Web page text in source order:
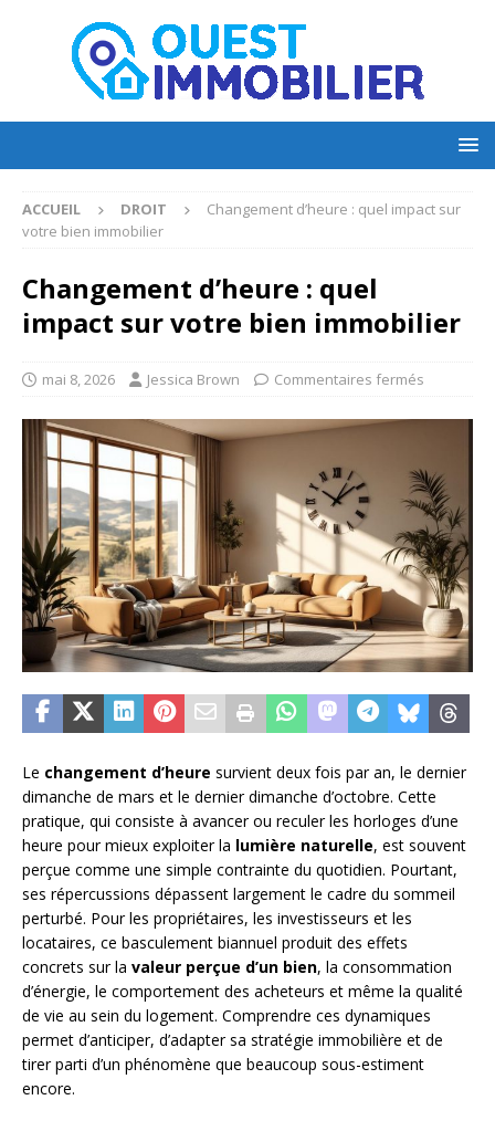
ACCUEIL DROIT
Changement d’heure : quel impact sur
votre bien immobilier
Changement d’heure : quel
impact sur votre bien immobilier
mai 8, 2026 Jessica Brown Commentaires fermés
Le changement d’heure survient deux fois par an, le dernier
dimanche de mars et le dernier dimanche d’octobre. Cette
pratique, qui consiste à avancer ou reculer les horloges d’une
heure pour mieux exploiter la lumière naturelle, est souvent
perçue comme une simple contrainte du quotidien. Pourtant,
ses répercussions dépassent largement le cadre du sommeil
perturbé. Pour les propriétaires, les investisseurs et les
locataires, ce basculement biannuel produit des effets
concrets sur la valeur perçue d’un bien, la consommation
d’énergie, le comportement des acheteurs et même la qualité
de vie au sein du logement. Comprendre ces dynamiques
permet d’anticiper, d’adapter sa stratégie immobilière et de
tirer parti d’un phénomène que beaucoup sous-estiment
encore.